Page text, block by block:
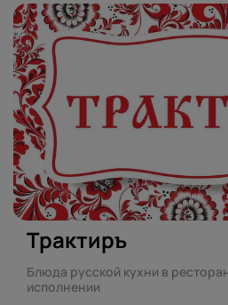
Трактиръ
Блюда русской кухни в
исполнении